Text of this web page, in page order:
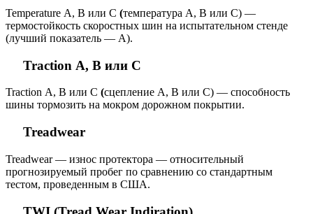
Temperature А, В или С (температура А, В или С) —
термостойкость скоростных шин на испытательном стенде
(лучший показатель — А).
Traction А, В или С
Traction А, В или С (сцепление A, B или C) — способность
шины тормозить на мокром дорожном покрытии.
Treadwear
Treadwear — износ протектора — относительный
прогнозируемый пробег по сравнению со стандартным
тестом, проведенным в США.